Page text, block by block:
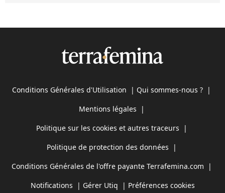
Conditions Générales d'Utilisation | Qui sommes-nous ? |
Mentions légales |
Politique sur les cookies et autres traceurs |
Politique de protection des données |
Conditions Générales de l'offre payante Terrafemina.com |
Notifications | Gérer Utiq | Préférences cookies